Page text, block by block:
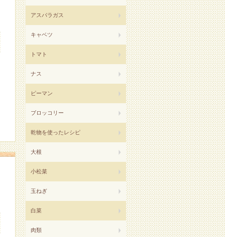
アスパラガス
キャベツ
トマト
ナス
ピーマン
ブロッコリー
乾物を使ったレシピ
大根
小松菜
玉ねぎ
白菜
肉類